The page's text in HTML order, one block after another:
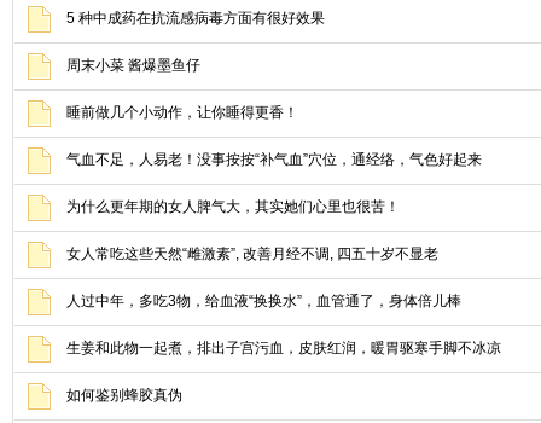
5 种中成药在抗流感病毒方面有很好效果
周末小菜 酱爆墨鱼仔
睡前做几个小动作，让你睡得更香！
气血不足，人易老！没事按按“补气血”穴位，通经络，气色好起来
为什么更年期的女人脾气大，其实她们心里也很苦！
女人常吃这些天然“雌激素”, 改善月经不调, 四五十岁不显老
人过中年，多吃3物，给血液“换换水”，血管通了，身体倍儿棒
生姜和此物一起煮，排出子宫污血，皮肤红润，暖胃驱寒手脚不冰凉
如何鉴别蜂胶真伪